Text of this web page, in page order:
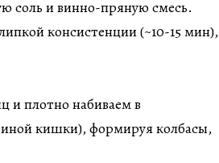
соль и винно-пряную смесь.
консистенции (~10-15 мин),
и плотно набиваем в
кишки), формируя колбасы,